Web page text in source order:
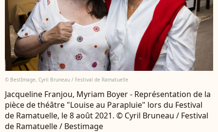
© BestImage, Cyril Bruneau / Festival de Ramatuelle
Jacqueline Franjou, Myriam Boyer - Représentation de la
pièce de théâtre "Louise au Parapluie" lors du Festival
de Ramatuelle, le 8 août 2021. © Cyril Bruneau / Festival
de Ramatuelle / Bestimage